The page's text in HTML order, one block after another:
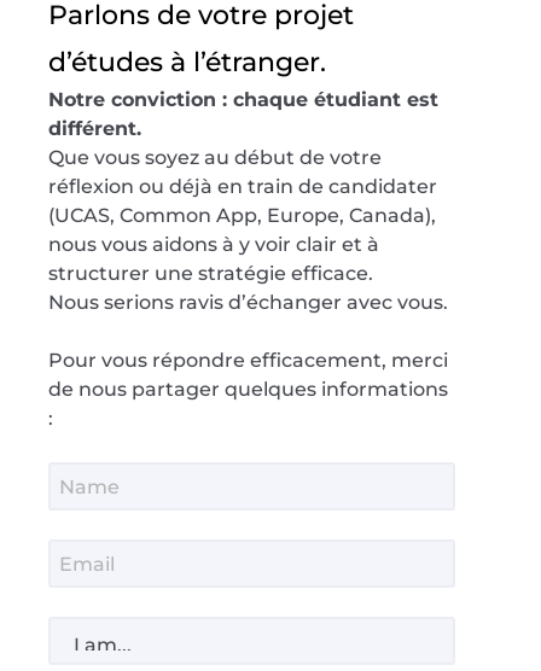
Parlons de votre projet
d’études à l’étranger.
Notre conviction : chaque étudiant est
différent.
Que vous soyez au début de votre
réflexion ou déjà en train de candidater
(UCAS, Common App, Europe, Canada),
nous vous aidons à y voir clair et à
structurer une stratégie efficace.
Nous serions ravis d’échanger avec vous.
Pour vous répondre efficacement, merci
de nous partager quelques informations
: